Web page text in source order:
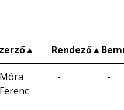
▲ Rendező▲
Móra
Ferenc
- -